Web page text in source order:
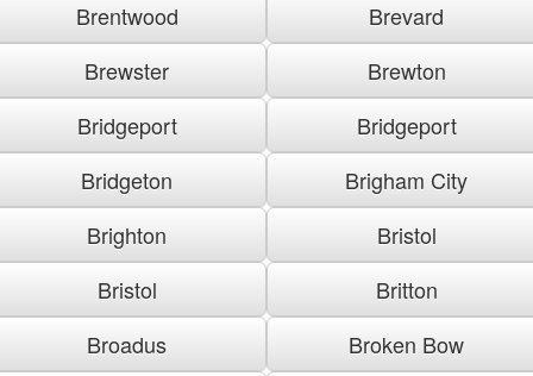
Brentwood
Brevard
Brewster
Brewton
Bridgeport
Bridgeport
Bridgeton
Brigham City
Brighton
Bristol
Bristol
Britton
Broadus
Broken Bow